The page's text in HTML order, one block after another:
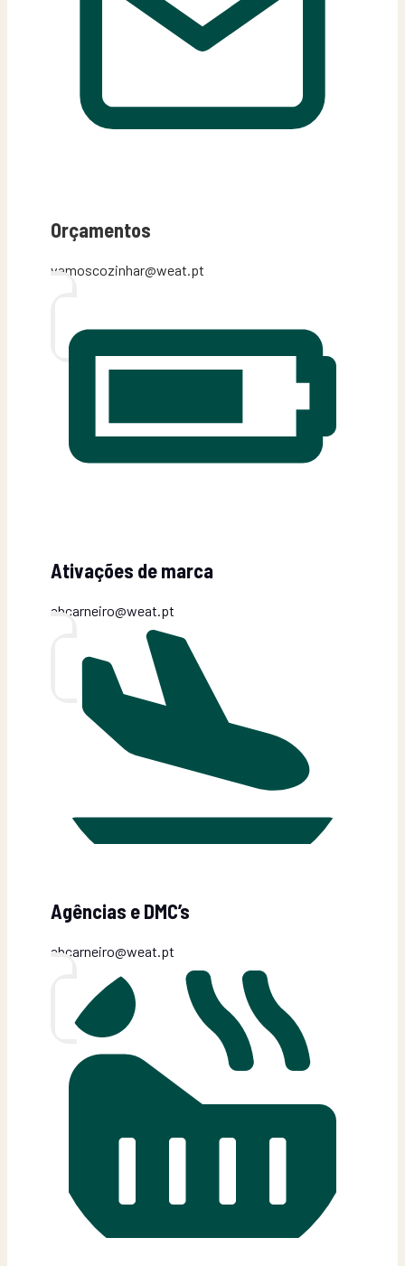
Orçamentos
vamoscozinhar@weat.pt
Ativações de marca
abcarneiro@weat.pt
Agências e DMC’s
abcarneiro@weat.pt